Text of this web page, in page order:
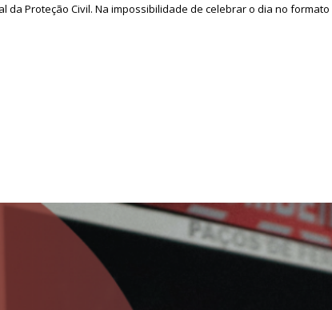
da Proteção Civil. Na impossibilidade de celebrar o dia no